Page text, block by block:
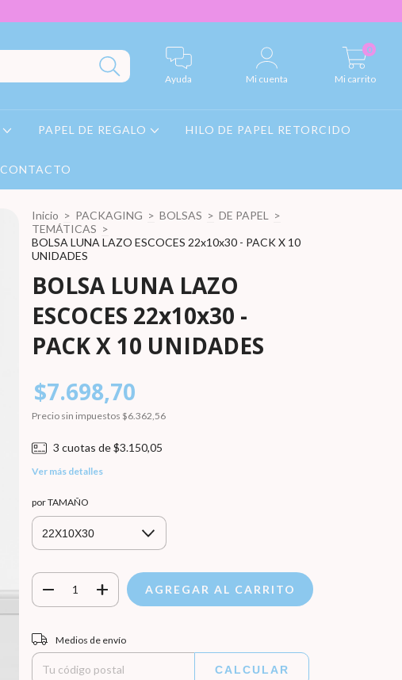
Ayuda Mi cuenta Mi carrito
0
PAPEL DE REGALO HILO DE PAPEL RETORCIDO
CONTACTO
Inicio > PACKAGING > BOLSAS > DE PAPEL
>
TEMÁTICAS >
BOLSA LUNA LAZO ESCOCES 22x10x30 - PACK X 10
UNIDADES
BOLSA LUNA LAZO
ESCOCES 22x10x30 -
PACK X 10 UNIDADES
$7.698,70
Precio sin impuestos $6.362,56
3 cuotas de$3.150,05
Ver más detalles
por TAMAÑO
Entregas para el CP:
Medios de envío
CALCULAR